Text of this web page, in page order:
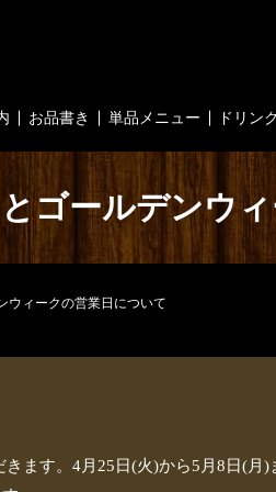
お品書き 単品メニュー ドリンク
ゴールデンウ
ウィークの営業日について
ます。4月25日(火)から5月8日(月